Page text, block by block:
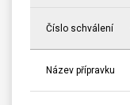
Číslo schválení
Název přípravku